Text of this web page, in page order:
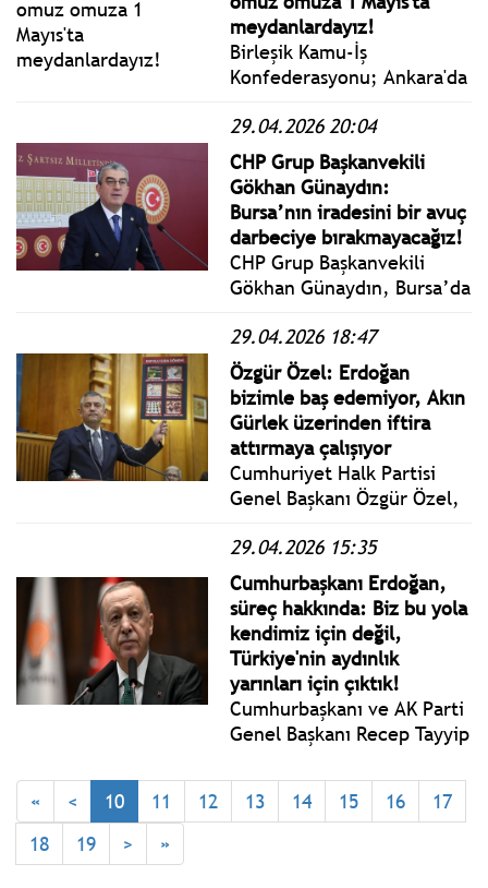
meydanlardayız!
Birleşik Kamu-İş
Konfederasyonu; Ankara'da
İstanbul'da Kadıköy İskele
Meydanı olmak üzere Tüm
Türkiye'de İşçi ve
Emekçiler ile birlikte 1
Mayıs alanlarında olacağız!
29.04.2026 20:04
CHP Grup Başkanvekili
Gökhan Günaydın:
Bursa’nın iradesini bir avuç
darbeciye bırakmayacağız!
CHP Grup Başkanvekili
Gökhan Günaydın, Bursa’da
Bozbey’i ziyaretinin
ardından yargıdan
ekonomiye, eğitimden
sağlığa kadar iktidara sert
eleştirilerde bulunarak
erken seçim çağrısı yaptı.
29.04.2026 18:47
Özgür Özel: Erdoğan
bizimle baş edemiyor, Akın
Gürlek üzerinden iftira
attırmaya çalışıyor
Cumhuriyet Halk Partisi
Genel Başkanı Özgür Özel,
Kadir Özkaya’yı ziyaret
etti. Anayasa
Mahkemesi’nde
gerçekleştirilen
görüşmenin ardından basın
açıklaması yaptı.
29.04.2026 15:35
Cumhurbaşkanı Erdoğan,
süreç hakkında: Biz bu yola
kendimiz için değil,
Türkiye'nin aydınlık
yarınları için çıktık!
Cumhurbaşkanı ve AK Parti
Genel Başkanı Recep Tayyip
Millet Meclisi (TBMM) AK
Parti Grup Toplantısı’na
« < 10 11 12 13 14 15 16
17
18
19 > »